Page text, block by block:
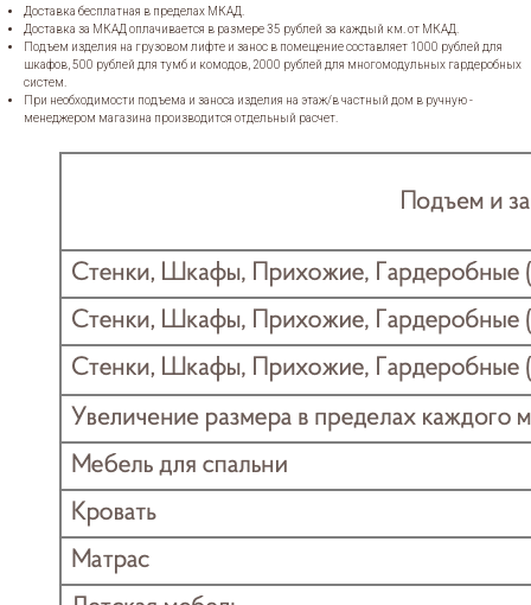
Доставка бесплатная в пределах МКАД.
Доставка за МКАД оплачивается в размере 35 рублей за каждый км. от МКАД.
Подъем изделия на грузовом лифте и занос в помещение составляет 1000 рублей для
шкафов, 500 рублей для тумб и комодов, 2000 рублей для многомодульных гардеробных
систем.
При необходимости подъема и заноса изделия на этаж/в частный дом в ручную -
менеджером магазина производится отдельный расчет.